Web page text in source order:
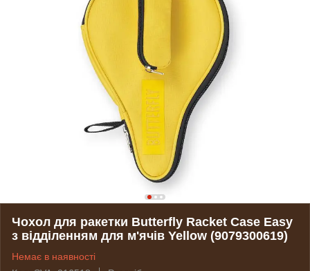
Чохол для ракетки Butterfly Racket Case Easy
з відділенням для м'ячів Yellow (9079300619)
Немає в наявності